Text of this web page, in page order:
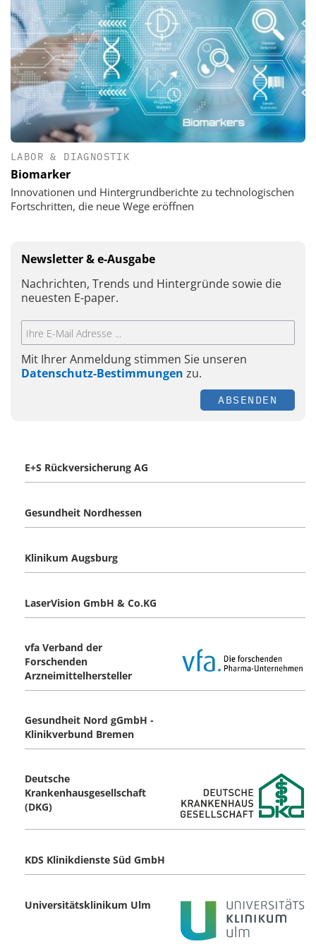
LABOR & DIAGNOSTIK
Biomarker
Innovationen und Hintergrundberichte zu technologischen
Fortschritten, die neue Wege eröffnen
Newsletter & e-Ausgabe
Nachrichten, Trends und Hintergründe sowie die
neuesten E-paper.
Mit Ihrer Anmeldung stimmen Sie unseren
Datenschutz-Bestimmungen zu.
ABSENDEN
E+S Rückversicherung AG
Gesundheit Nordhessen
Klinikum Augsburg
LaserVision GmbH & Co.KG
vfa Verband der
Forschenden
Arzneimittelhersteller
Gesundheit Nord gGmbH -
Klinikverbund Bremen
Deutsche
Krankenhausgesellschaft
(DKG)
KDS Klinikdienste Süd GmbH
Universitätsklinikum Ulm